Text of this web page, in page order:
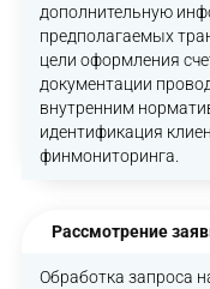
дополнительную
предполагаемых
цели оформления
документации
внутренним
идентификация
финмониторинга.
Рассмотрение
Обработка запроса